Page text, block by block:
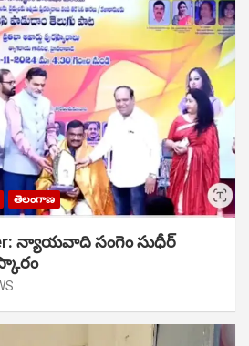
తెలంగాణ
న్యాయవాది సంగెం సుధీర్